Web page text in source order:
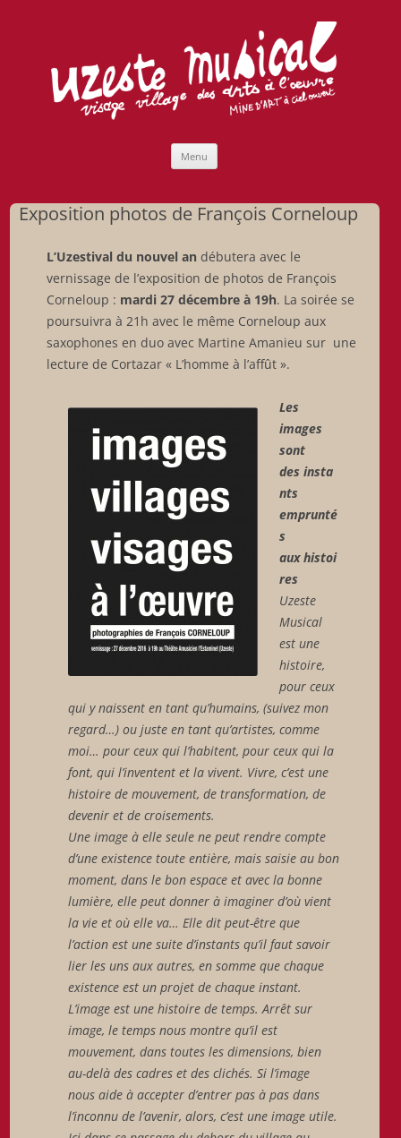
Menu
Exposition photos de François Corneloup
L’Uzestival du nouvel andébutera avec le
vernissage de l’exposition de photos de François
Corneloup : mardi 27 décembre à 19h. La soirée se
poursuivra à 21h avec le même Corneloup aux
saxophones en duo avec Martine Amanieu sur une
lecture de Cortazar « L’homme à l’affût ».
Les
images
sont
des insta
nts
emprunté
s
aux histoi
res
Uzeste
Musical
est une
histoire,
pour ceux
qui y naissent en tant qu’humains, (suivez mon
regard…) ou juste en tant qu’artistes, comme
moi… pour ceux qui l’habitent, pour ceux qui la
font, qui l’inventent et la vivent. Vivre, c’est une
histoire de mouvement, de transformation, de
devenir et de croisements.
Une image à elle seule ne peut rendre compte
d’une existence toute entière, mais saisie au bon
moment, dans le bon espace et avec la bonne
lumière, elle peut donner à imaginer d’où vient
la vie et où elle va… Elle dit peut-être que
l’action est une suite d’instants qu’il faut savoir
lier les uns aux autres, en somme que chaque
existence est un projet de chaque instant.
L’image est une histoire de temps. Arrêt sur
image, le temps nous montre qu’il est
mouvement, dans toutes les dimensions, bien
au-delà des cadres et des clichés. Si l’image
nous aide à accepter d’entrer pas à pas dans
l’inconnu de l’avenir, alors, c’est une image utile.